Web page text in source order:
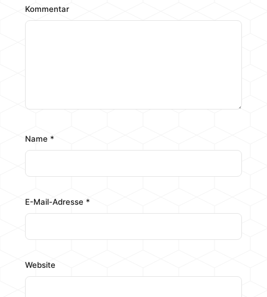
Kommentar
Name *
E-Mail-Adresse *
Website